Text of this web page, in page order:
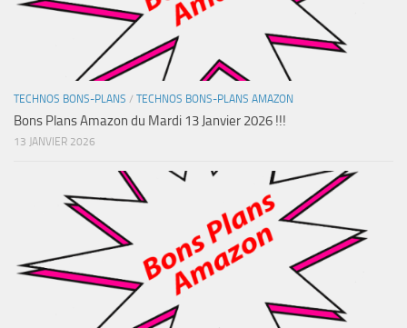
TECHNOS BONS-PLANS / TECHNOS BONS-PLANS AMAZON
Bons Plans Amazon du Mardi 13 Janvier 2026 !!!
13 JANVIER 2026